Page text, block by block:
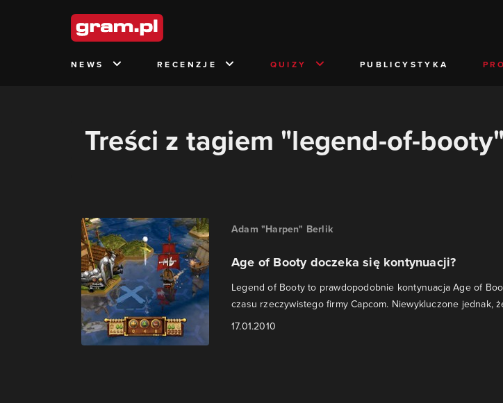
NEWS RECENZJE QUIZY PUBLICYSTYKA
Treści z tagiem "legend-of-booty"
Adam "Harpen" Berlik
Age of Booty doczeka się kontynuacji?
Legend of Booty to prawdopodobnie kontynuacja Age of
czasu rzeczywistego firmy Capcom. Niewykluczone jednak,
17.01.2010